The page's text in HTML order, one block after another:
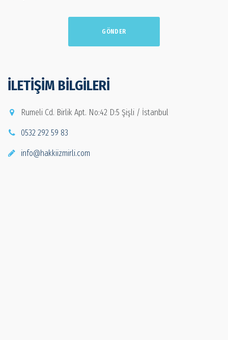
GÖNDER
İLETIŞIM BILGILERI
Rumeli Cd. Birlik Apt. No:42 D:5 Şişli / İstanbul
0532 292 59 83
info@hakkiizmirli.com